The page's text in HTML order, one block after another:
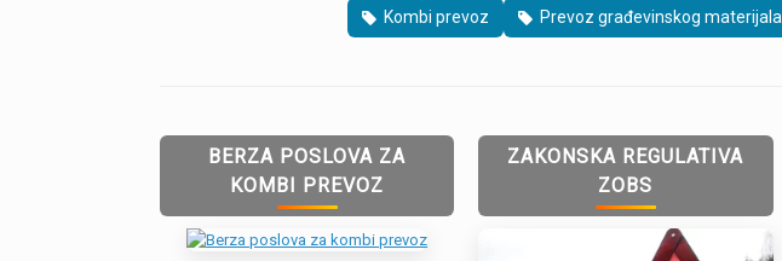
Kombi prevoz Prevoz građevinskog materijala
BERZA POSLOVA ZA
KOMBI PREVOZ
ZAKONSKA REGULATIVA
ZOBS